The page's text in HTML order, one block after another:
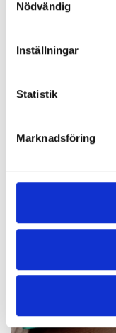
Nödvändig
Inställningar
Statistik
Marknadsföring